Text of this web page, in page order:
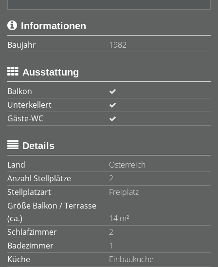
Informationen
Baujahr
1982
Ausstattung
Balkon
Unterkellert
Gäste-WC
Details
Land
Österreich
Anzahl Stellplätze
2
Stellplatzart
Freiplatz
Größe Balkon / Terrasse
(ca.)
14 m²
Schlafzimmer
2
Badezimmer
1
Küche
Einbauküche